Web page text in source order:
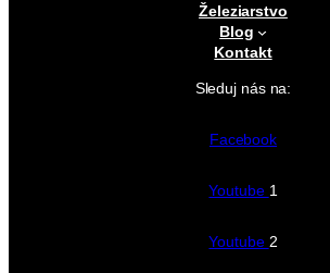
Železiarstvo
Blog
Kontakt
Sleduj nás na:
Facebook
Youtube 1
Youtube 2